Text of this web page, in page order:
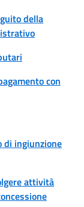
della
con
di ingiunzione
attività